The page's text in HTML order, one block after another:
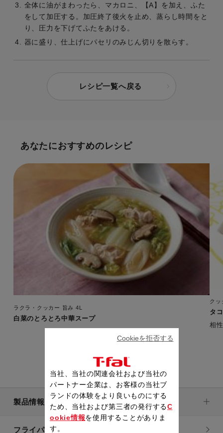
全体に油がまわったら、マカロニ、【A】を加え、ふた
をして加圧する。加圧終了後火を止め、蒸らし時間をと
り、圧力を下げてふたをあける。
器に盛り、仕上げにパセリのみじん切りを散らす。
レシピ一覧へ戻る
あなたにおすすめのレシピ
ラクラ・クッカー 旨み 4L
白菜のとろとろ中華スープ
クッ
タ
製品情報
フライパン・鍋
当社、当社の関連会社および当社の
パートナー企業は、お客様の当社ブ
ランドの体験をより良いものにする
ため、当社および第三者の発行するC
ookie情報を使用することがありま
す。
Cookieを拒否する